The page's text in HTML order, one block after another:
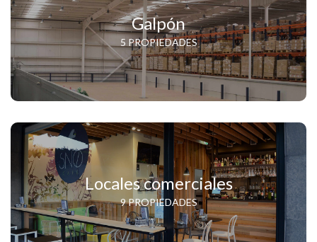
Galpón
5 PROPIEDADES
Locales comerciales
9 PROPIEDADES